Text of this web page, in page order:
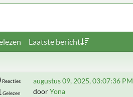
Laatste bericht
Reacties
Gelezen
augustus 09, 2025, 03:07:36 PM
doorYona